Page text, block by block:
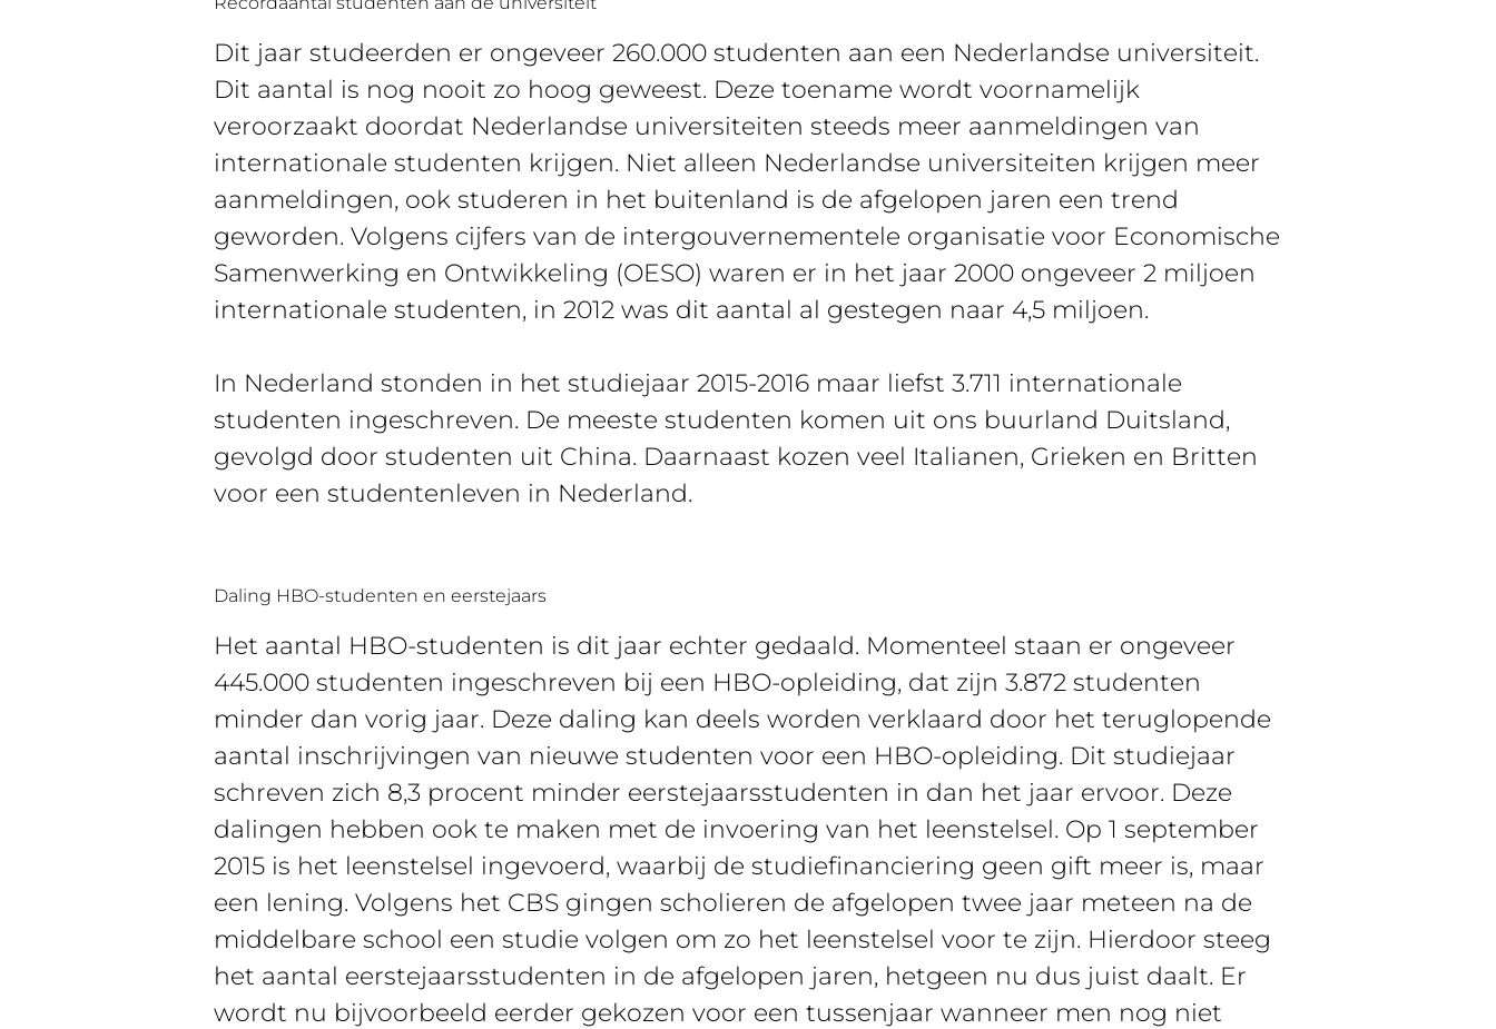
Dit jaar studeerden er ongeveer 260.000 studenten aan een Nederlandse universiteit.
Dit aantal is nog nooit zo hoog geweest. Deze toename wordt voornamelijk
veroorzaakt doordat Nederlandse universiteiten steeds meer aanmeldingen van
internationale studenten krijgen. Niet alleen Nederlandse universiteiten krijgen meer
aanmeldingen, ook studeren in het buitenland is de afgelopen jaren een trend
geworden. Volgens cijfers van de intergouvernementele organisatie voor Economische
Samenwerking en Ontwikkeling (OESO) waren er in het jaar 2000 ongeveer 2 miljoen
internationale studenten, in 2012 was dit aantal al gestegen naar 4,5 miljoen.
In Nederland stonden in het studiejaar 2015-2016 maar liefst 3.711 internationale
studenten ingeschreven. De meeste studenten komen uit ons buurland Duitsland,
gevolgd door studenten uit China. Daarnaast kozen veel Italianen, Grieken en Britten
voor een studentenleven in Nederland.
Daling HBO-studenten en eerstejaars
Het aantal HBO-studenten is dit jaar echter gedaald. Momenteel staan er ongeveer
445.000 studenten ingeschreven bij een HBO-opleiding, dat zijn 3.872 studenten
minder dan vorig jaar. Deze daling kan deels worden verklaard door het teruglopende
aantal inschrijvingen van nieuwe studenten voor een HBO-opleiding. Dit studiejaar
schreven zich 8,3 procent minder eerstejaarsstudenten in dan het jaar ervoor. Deze
dalingen hebben ook te maken met de invoering van het leenstelsel. Op 1 september
2015 is het leenstelsel ingevoerd, waarbij de studiefinanciering geen gift meer is, maar
een lening. Volgens het CBS gingen scholieren de afgelopen twee jaar meteen na de
middelbare school een studie volgen om zo het leenstelsel voor te zijn. Hierdoor steeg
het aantal eerstejaarsstudenten in de afgelopen jaren, hetgeen nu dus juist daalt. Er
wordt nu bijvoorbeeld eerder gekozen voor een tussenjaar wanneer men nog niet